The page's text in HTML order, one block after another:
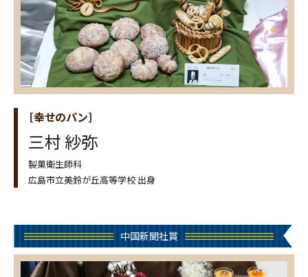
［幸せのパン］
三村 紗弥
製菓衛生師科
広島市立美鈴が丘高等学校 出身
中国新聞社賞